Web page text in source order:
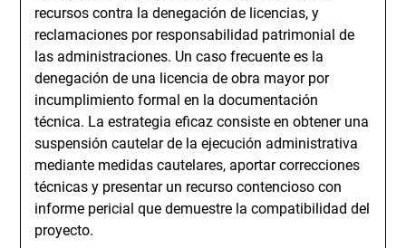
recursos contra la denegación de licencias, y
reclamaciones por responsabilidad patrimonial de
las administraciones. Un caso frecuente es la
denegación de una licencia de obra mayor por
incumplimiento formal en la documentación
técnica. La estrategia eficaz consiste en obtener una
suspensión cautelar de la ejecución administrativa
mediante medidas cautelares, aportar correcciones
técnicas y presentar un recurso contencioso con
informe pericial que demuestre la compatibilidad del
proyecto.